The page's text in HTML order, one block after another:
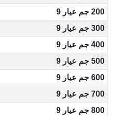
200 جم عيار 9
300 جم عيار 9
400 جم عيار 9
500 جم عيار 9
600 جم عيار 9
700 جم عيار 9
800 جم عيار 9